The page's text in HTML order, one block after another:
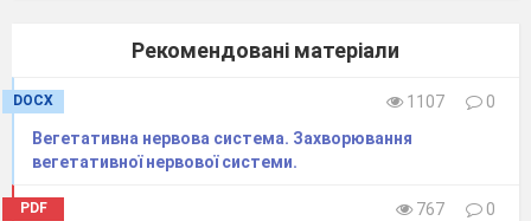
частини волосини.Рекомендовані матеріали
DOCX 1107
0
Вегетативна нервова система. Захворювання
вегетативної нервової системи.
PDF 767
0